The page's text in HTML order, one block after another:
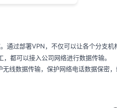
过部署VPN，不仅可以让各个分支机
都可以接入公司网络进行数据传输。
数据传输，保护网络电话数据保密，